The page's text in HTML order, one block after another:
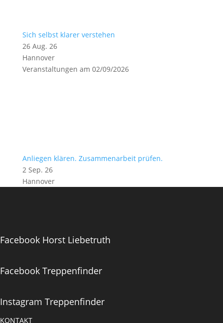
Sich selbst klarer verstehen
26 Aug. 26
Hannover
Veranstaltungen am 02/09/2026
Anliegen klären. Zusammenarbeit prüfen.
2 Sep. 26
Hannover
Facebook Horst Liebetruth
Facebook Treppenfinder
Instagram Treppenfinder
KONTAKT